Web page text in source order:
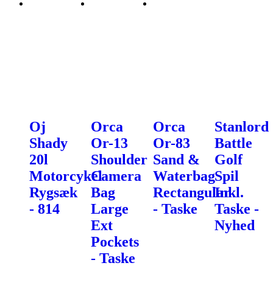
Oj
Shady
20l
Motorcykel
Rygsæk
- 814
Orca
Or-13
Shoulder
Camera
Bag
Large
Ext
Pockets
- Taske
Orca
Or-83
Sand &
Waterbag
Rectangular
- Taske
Stanlord
Battle
Golf
Spil
Inkl.
Taske -
Nyhed